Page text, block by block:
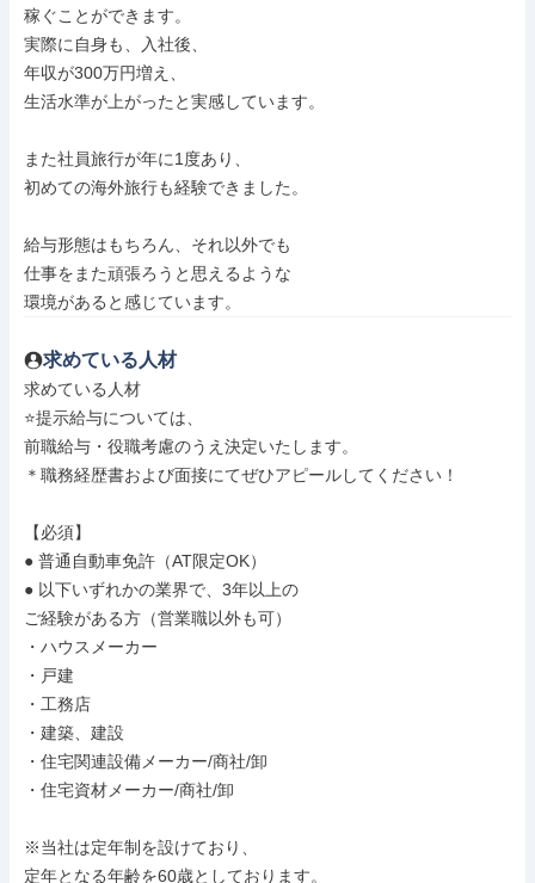
稼ぐことができます。
実際に自身も、入社後、
年収が300万円増え、
生活水準が上がったと実感しています。
また社員旅行が年に1度あり、
初めての海外旅行も経験できました。
給与形態はもちろん、それ以外でも
仕事をまた頑張ろうと思えるような
環境があると感じています。
求めている人材
求めている人材
⭐提示給与については、
前職給与・役職考慮のうえ決定いたします。
＊職務経歴書および面接にてぜひアピールしてください！
【必須】
● 普通自動車免許（AT限定OK）
● 以下いずれかの業界で、3年以上の
ご経験がある方（営業職以外も可）
・ハウスメーカー
・戸建
・工務店
・建築、建設
・住宅関連設備メーカー/商社/卸
・住宅資材メーカー/商社/卸
※当社は定年制を設けており、
定年となる年齢を60歳としております。